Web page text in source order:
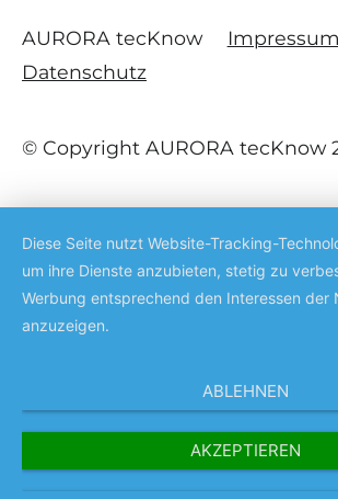
AURORA tecKnow
Impressum
Datenschutz
© Copyright AURORA tecKnow
Diese Seite nutzt Website-Tracking-
um ihre Dienste anzubieten, stetig zu
Werbung entsprechend den Interessen der
anzuzeigen.
ABLEHNEN
AKZEPTIEREN